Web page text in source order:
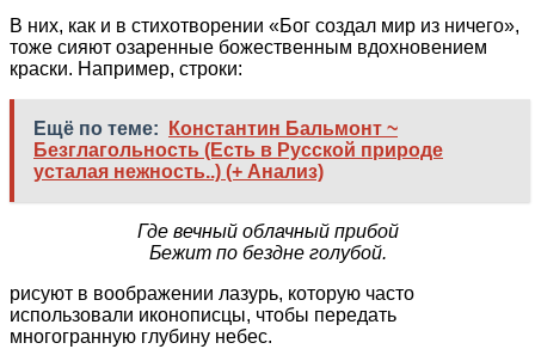
В них, как и в стихотворении «Бог создал мир из ничего»,
тоже сияют озаренные божественным вдохновением
краски. Например, строки:
Ещё по теме:
Константин Бальмонт ~
Безглагольность (Есть в Русской природе
усталая нежность..) (+ Анализ)
Где вечный облачный прибой
Бежит по бездне голубой.
рисуют в воображении лазурь, которую часто
использовали иконописцы, чтобы передать
многогранную глубину небес.